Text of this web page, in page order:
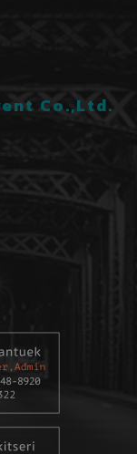
Co.,Ltd.